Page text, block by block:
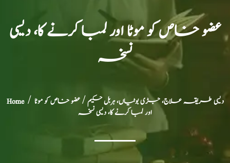
عضو خاص کو موٹا اور لمبا کرنے کا، دیسی
نسخہ
Home/ دیسی طریقہ علاج، جڑی بوٹیاں، ہربل حکیم/ عضو خاص کو موٹا
اور لمبا کرنے کا، دیسی نسخہ